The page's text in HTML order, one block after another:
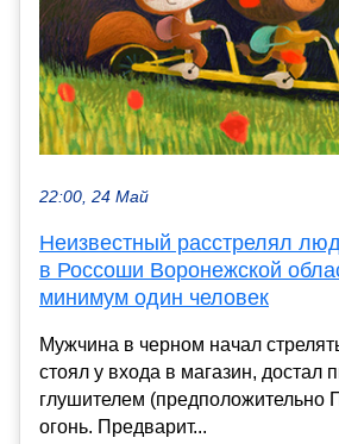
22:00, 24 Май
Неизвестный расстрелял
в Россоши Воронежской
минимум один человек
Мужчина в черном начал
стоял у входа в магазин, достал
глушителем (предположительно
огонь. Предварит...